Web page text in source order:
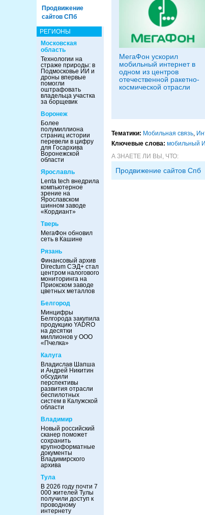
Продвижение
сайтов СПб
РЕГИОНЫ
Московская
область
Технологии на
страже природы: в
Подмосковье ИИ и
дроны впервые
помогли
оштрафовать
владельца участка
за борщевик
Воронеж
Более
полумиллиона
страниц истории
перевели в цифру
для Госархива
Воронежской
области
Ярославль
Lenta tech внедрила
компьютерное
зрение на
Ярославском
шинном заводе
«Кордиант»
Тверь
МегаФон обновил
сеть в Кашине
Рязань
Финансовый архив
Directum СЭД+ стал
центром налогового
мониторинга на
Приокском заводе
цветных металлов
Белгород
Минцифры
Белгорода закупила
продукцию YADRO
на десятки
миллионов у ООО
«Пчелка»
Калуга
Владислав Шапша
и Андрей Никитин
обсудили
перспективы
развития отрасли
беспилотных
систем в Калужской
области
Владимир
Новый российский
сканер поможет
сохранить
крупноформатные
документы
Владимирского
архива
Тула
В 2026 году почти 7
000 жителей Тулы
получили доступ к
проводному
интернету
МегаФон ускорил
мобильный интернет в
одном из центров
отечественной ракетно-
космической отрасли
Тематики: Мобильная связь,
Ключевые слова: мобильный
А ЗНАЕТЕ ЛИ ВЫ, ЧТО:
Продвижение сайтов Спб